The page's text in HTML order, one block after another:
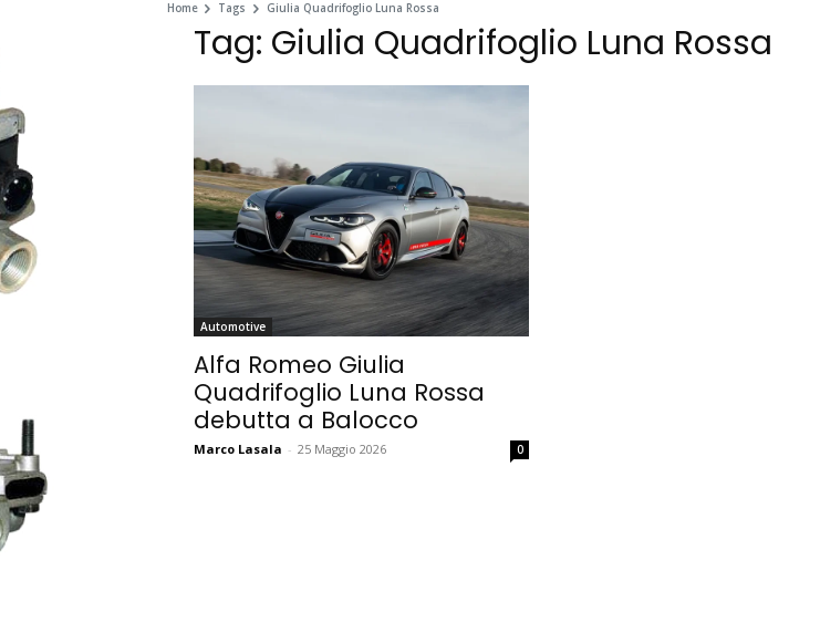
Home Tags Giulia Quadrifoglio Luna Rossa
Tag: Giulia Quadrifoglio Luna Rossa
Automotive
Alfa Romeo Giulia
Quadrifoglio Luna Rossa
debutta a Balocco
Marco Lasala - 25 Maggio 2026 0